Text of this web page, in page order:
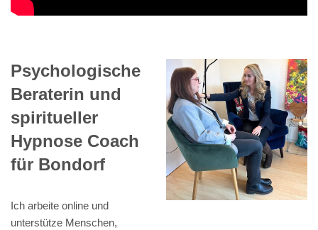
Psychologische
Beraterin und
spiritueller
Hypnose Coach
für Bondorf
Ich arbeite online und
unterstütze Menschen,